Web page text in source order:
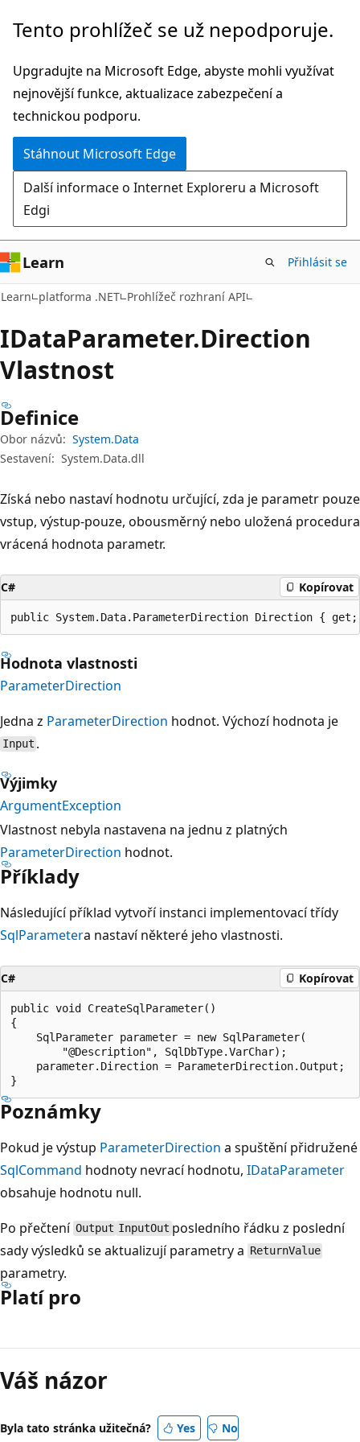
Přeskočit
hlavní
obsah
Přeskočit
navigaci
na
stránce
Tento prohlížeč se už nepodporuje.
Upgradujte na Microsoft Edge, abyste mohli využívat
nejnovější funkce, aktualizace zabezpečení a
technickou podporu.
Stáhnout Microsoft Edge
Další informace o Internet Exploreru a Microsoft
Edgi
Learn Přihlásit se
Learn platforma .NET Prohlížeč rozhraní API
IDataParameter.Direction
Vlastnost
Definice
Obor názvů: System.Data
Sestavení: System.Data.dll
Získá nebo nastaví hodnotu určující, zda je parametr pouze
vstup, výstup-pouze, obousměrný nebo uložená procedura
vrácená hodnota parametr.
C# Kopírovat
public System.Data.ParameterDirection Direction {
Hodnota vlastnosti
ParameterDirection
Jedna z ParameterDirection hodnot. Výchozí hodnota je
Input .
Výjimky
ArgumentException
Vlastnost nebyla nastavena na jednu z platných
ParameterDirection hodnot.
Příklady
Následující příklad vytvoří instanci implementovací třídy
SqlParametera nastaví některé jeho vlastnosti.
C# Kopírovat
public void CreateSqlParameter()
{
    SqlParameter parameter = new SqlParameter(
        "@Description", SqlDbType.VarChar);
    parameter.Direction = ParameterDirection.Output;
Poznámky
Pokud je výstup ParameterDirection a spuštění přidružené
SqlCommand hodnoty nevrací hodnotu, IDataParameter
obsahuje hodnotu null.
Po přečtení Output InputOut posledního řádku z poslední
sady výsledků se aktualizují parametry a ReturnValue
parametry.
Platí pro
čtení
zakázán
Váš názor
Byla tato stránka užitečná? Yes No